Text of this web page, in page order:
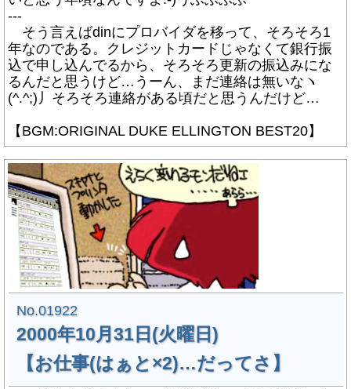
---
そう言えばdinにプロバイダを移って、そろそろ1
年なのである。クレジットカードじゃなくて銀行振
込で申し込んでるから、そろそろ更新の振込みにな
るんだと思うけど…うーん、まだ連絡は無いなヽ
(^.^;)丿そろそろ連絡がある頃だと思うんだけど…
【BGM:ORIGINAL DUKE ELLINGTON BEST20】
No.01922
2000年10月31日(火曜日)
【お仕事(はぁと×2)…だってさ】